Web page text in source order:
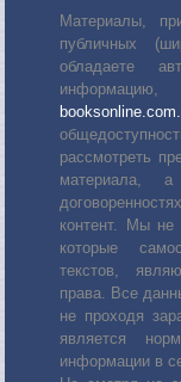
Материалы,
публичных
обладаете
рассмотреть
материала,
контент. Мы не
которые
текстов,
права. Все
не проходя
является
информации в